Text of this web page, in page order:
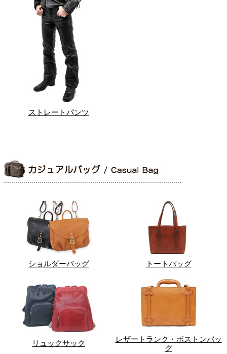
ストレートパンツ
ショルダーバッグ トートバッグ
リュックサック
レザートランク・ボストンバッ
グ